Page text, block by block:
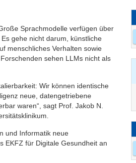
Sprachmodelle verfügen über
gehe nicht darum, künstliche
menschliches Verhalten sowie
sehen LLMs nicht als
Wir können identische
neue, datengetriebene
waren“, sagt Prof. Jakob N.
und Informatik neue
EKFZ für Digitale Gesundheit an